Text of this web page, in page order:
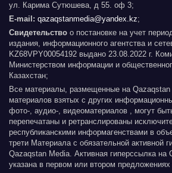
ул. Карима Сутюшева, д 55. оф 3;
E-mail: qazaqstanmedia@yandex.kz;
Свидетельство о постановке на учет
издания, информационного агентства и
KZ68VPY00054192 выдано 23.08.2022 г.
Министерством информации и
Казахстан;
Все материалы, размещенные на
материалов взятых с других
фото-, аудио-, видеоматериалов , могут
перепечатаны и ретранслированы
республиканскими информагенствами в
трети Материала с обязательной активной
Qazaqstan Media. Активная гиперссылка на
указана в первом или втором